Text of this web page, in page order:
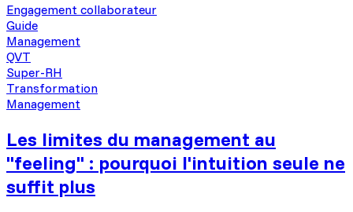
Engagement collaborateur
Guide
Management
QVT
Super-RH
Transformation
Management
Les limites du management au
"feeling" : pourquoi l'intuition seule ne
suffit plus